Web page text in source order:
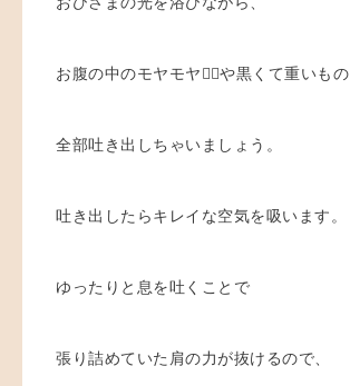
お腹の中のモヤモヤ😶‍🌫️や黒くて重いもの
全部吐き出しちゃいましょう。
吐き出したらキレイな空気を吸います。
ゆったりと息を吐くことで
張り詰めていた肩の力が抜けるので、